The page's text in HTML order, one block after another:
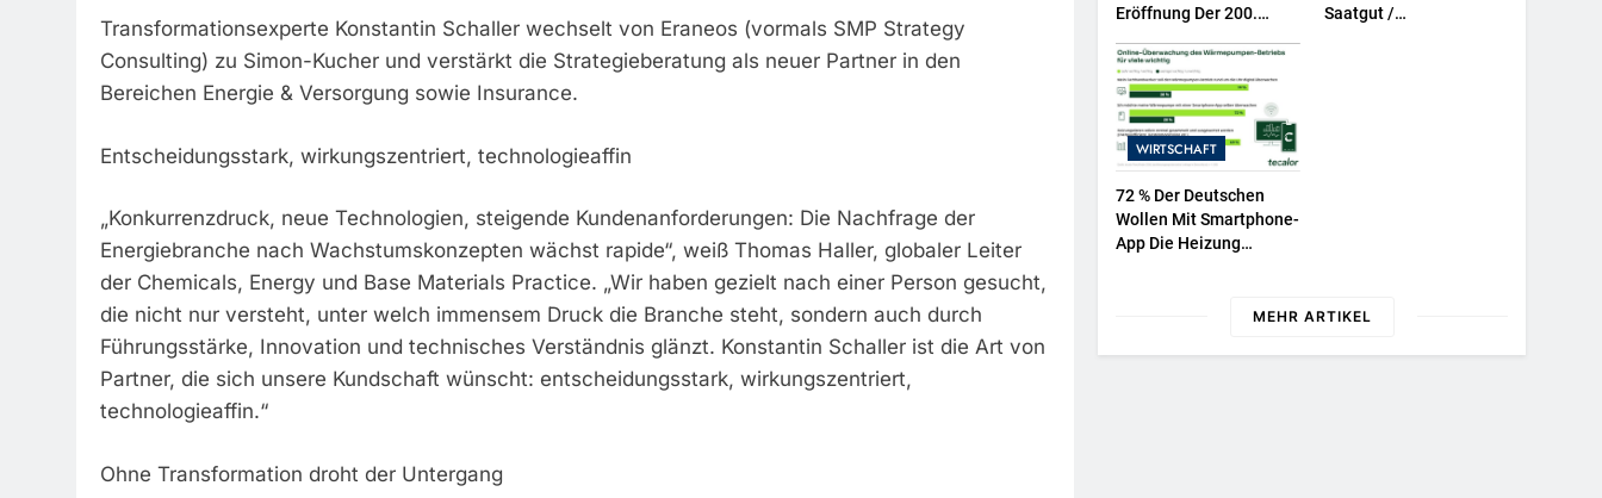
Transformationsexperte Konstantin Schaller wechselt von Eraneos (vormals SMP Strategy
Consulting) zu Simon-Kucher und verstärkt die Strategieberatung als neuer Partner in den
Bereichen Energie & Versorgung sowie Insurance.
Entscheidungsstark, wirkungszentriert, technologieaffin
„Konkurrenzdruck, neue Technologien, steigende Kundenanforderungen: Die Nachfrage der
Energiebranche nach Wachstumskonzepten wächst rapide“, weiß Thomas Haller, globaler Leiter
der Chemicals, Energy und Base Materials Practice. „Wir haben gezielt nach einer Person gesucht,
die nicht nur versteht, unter welch immensem Druck die Branche steht, sondern auch durch
Führungsstärke, Innovation und technisches Verständnis glänzt. Konstantin Schaller ist die Art von
Partner, die sich unsere Kundschaft wünscht: entscheidungsstark, wirkungszentriert,
technologieaffin.“
Ohne Transformation droht der Untergang
Eröffnung Der 200.
EDEKA
Saatgut /
WIRTSCHAFT
72 % Der Deutschen
Wollen Mit Smartphone-
App Die Heizung
MEHR ARTIKEL